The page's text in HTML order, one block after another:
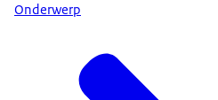
Onderwerp